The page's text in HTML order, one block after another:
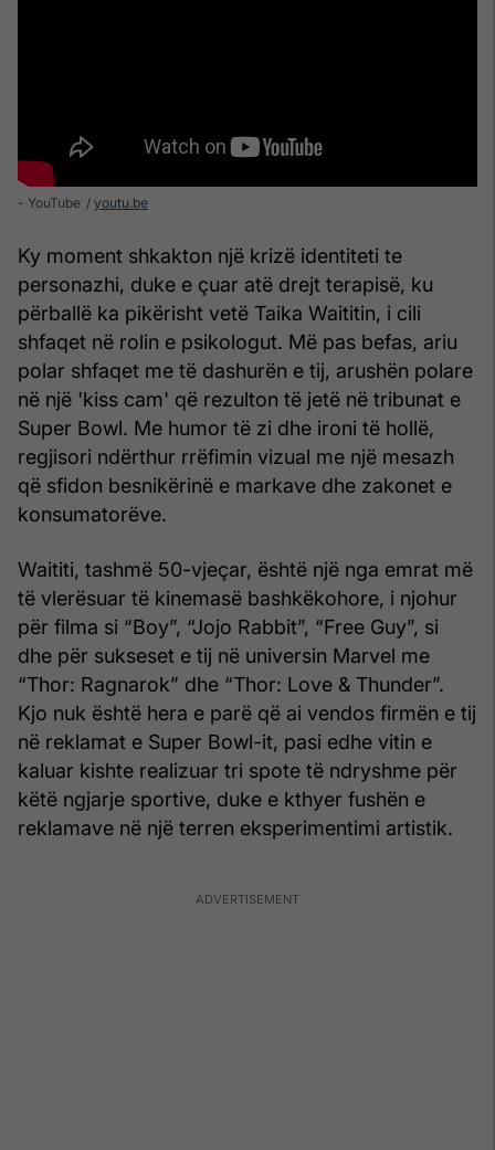
- YouTube youtu.be
Ky moment shkakton një krizë identiteti te
personazhi, duke e çuar atë drejt terapisë, ku
përballë ka pikërisht vetë Taika Waititin, i cili
shfaqet në rolin e psikologut. Më pas befas, ariu
polar shfaqet me të dashurën e tij, arushën polare
në një 'kiss cam' që rezulton të jetë në tribunat e
Super Bowl. Me humor të zi dhe ironi të hollë,
regjisori ndërthur rrëfimin vizual me një mesazh
që sfidon besnikërinë e markave dhe zakonet e
konsumatorëve.
Waititi, tashmë 50-vjeçar, është një nga emrat më
të vlerësuar të kinemasë bashkëkohore, i njohur
për filma si “Boy”, “Jojo Rabbit”, “Free Guy”, si
dhe për sukseset e tij në universin Marvel me
“Thor: Ragnarok” dhe “Thor: Love & Thunder”.
Kjo nuk është hera e parë që ai vendos firmën e tij
në reklamat e Super Bowl-it, pasi edhe vitin e
kaluar kishte realizuar tri spote të ndryshme për
këtë ngjarje sportive, duke e kthyer fushën e
reklamave në një terren eksperimentimi artistik.